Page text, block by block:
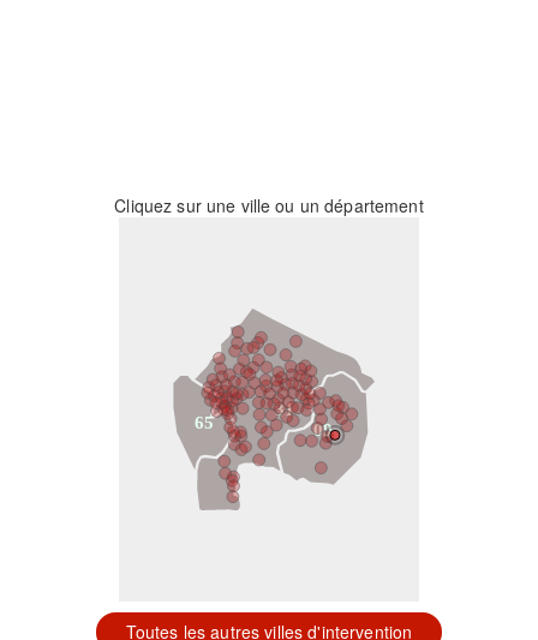
Cliquez sur une ville ou un département
31
09
65
Toutes les autres villes d'intervention